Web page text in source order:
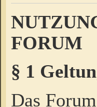
FORUM
§ 1
Das